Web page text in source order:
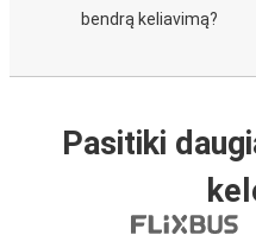
bendrą keliavimą?
Pasitiki